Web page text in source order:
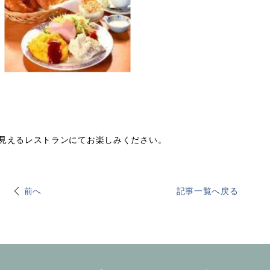
えるレストランにてお楽しみください。
前へ 記事一覧へ戻る